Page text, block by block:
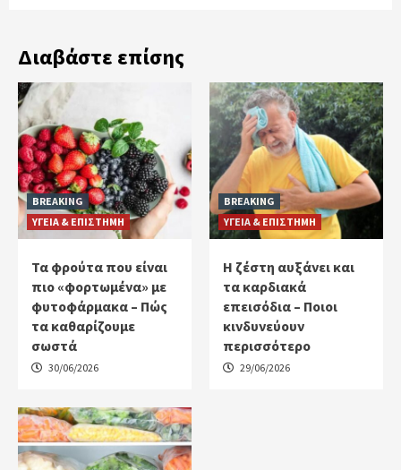
Διαβάστε επίσης
BREAKING
ΥΓΕΙΑ & ΕΠΙΣΤΗΜΗ
Τα φρούτα που είναι
πιο «φορτωμένα» με
φυτοφάρμακα – Πώς
τα καθαρίζουμε
σωστά
30/06/2026
BREAKING
ΥΓΕΙΑ & ΕΠΙΣΤΗΜΗ
Η ζέστη αυξάνει και
τα καρδιακά
επεισόδια – Ποιοι
κινδυνεύουν
περισσότερο
29/06/2026